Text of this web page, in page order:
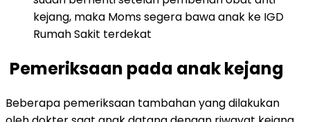
kejang, maka Moms segera bawa anak ke IGD
Rumah Sakit terdekat
Pemeriksaan pada anak kejang
Beberapa pemeriksaan tambahan yang dilakukan